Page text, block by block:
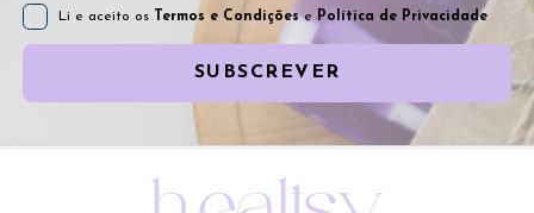
Li e aceito os Termos e Condiçõese Política de Privacidade
SUBSCREVER